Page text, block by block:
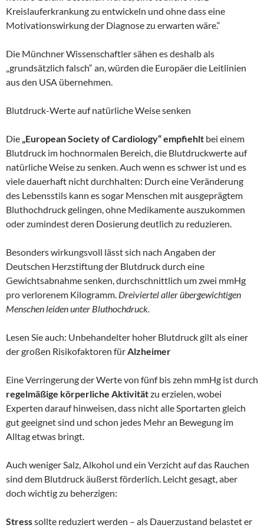
Kreislauferkrankung zu entwickeln und ohne dass eine
Motivationswirkung der Diagnose zu erwarten wäre.“
Die Münchner Wissenschaftler sähen es deshalb als
„grundsätzlich falsch“ an, würden die Europäer die Leitlinien
aus den USA übernehmen.
Blutdruck-Werte auf natürliche Weise senken
Die „European Society of Cardiology“ empfiehlt bei einem
Blutdruck im hochnormalen Bereich, die Blutdruckwerte auf
natürliche Weise zu senken. Auch wenn es schwer ist und es
viele dauerhaft nicht durchhalten: Durch eine Veränderung
des Lebensstils kann es sogar Menschen mit ausgeprägtem
Bluthochdruck gelingen, ohne Medikamente auszukommen
oder zumindest deren Dosierung deutlich zu reduzieren.
Besonders wirkungsvoll lässt sich nach Angaben der
Deutschen Herzstiftung der Blutdruck durch eine
Gewichtsabnahme senken, durchschnittlich um zwei mmHg
pro verlorenem Kilogramm. Dreiviertel aller übergewichtigen
Menschen leiden unter Bluthochdruck.
Lesen Sie auch: Unbehandelter hoher Blutdruck gilt als einer
der großen Risikofaktoren fürAlzheimer
Eine Verringerung der Werte von fünf bis zehn mmHg ist durch
regelmäßige körperliche Aktivitätzu erzielen, wobei
Experten darauf hinweisen, dass nicht alle Sportarten gleich
gut geeignet sind und schon jedes Mehr an Bewegung im
Alltag etwas bringt.
Auch weniger Salz, Alkohol und ein Verzicht auf das Rauchen
sind dem Blutdruck äußerst förderlich. Leicht gesagt, aber
doch wichtig zu beherzigen:
Stresssollte reduziert werden – als Dauerzustand belastet er